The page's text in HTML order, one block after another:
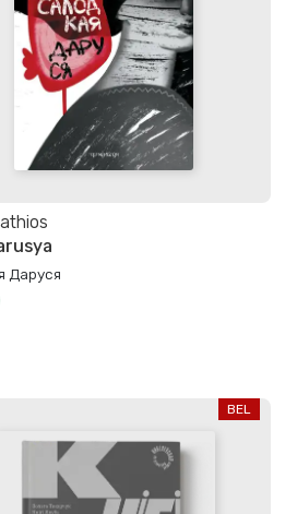
Даруся
BEL